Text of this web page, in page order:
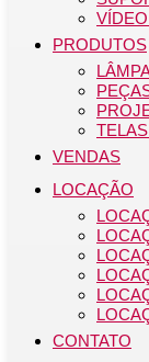
PRODUTOS
VENDAS
LOCAÇÃO
CONTATO